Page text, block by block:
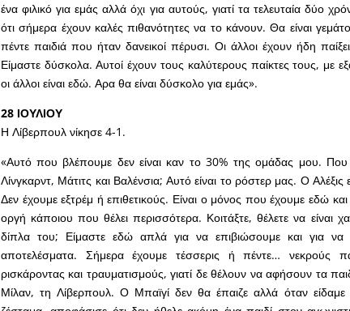
ένα φιλικό για εμάς αλλά όχι για αυτούς, γιατί τα τελευταία δύο
ότι σήμερα έχουν καλές πιθανότητες να το κάνουν. Θα είναι
πέντε παιδιά που ήταν δανεικοί πέρυσι. Οι άλλοι έχουν ήδη
Είμαστε δύσκολα. Αυτοί έχουν τους καλύτερους παίκτες τους, με
οι άλλοι είναι εδώ. Αρα θα είναι δύσκολο για εμάς».
28 ΙΟΥΛΙΟΥ
Η Λίβερπουλ νίκησε 4-1.
«Αυτό που βλέπουμε δεν είναι καν το 30% της ομάδας μου. Που
Λίνγκαρντ, Μάτιτς και Βαλένσια; Αυτό είναι το ρόστερ μας. Ο Αλέξις
Δεν έχουμε εξτρέμ ή επιθετικούς. Είναι ο μόνος που έχουμε εδώ
οργή κάποιου που θέλει περισσότερα. Κοιτάξτε, θέλετε να είναι
δίπλα του; Είμαστε εδώ απλά για να επιβιώσουμε και για
αποτελέσματα. Σήμερα έχουμε τέσσερις ή πέντε… νεκρούς
ρισκάροντας και τραυματισμούς, γιατί δε θέλουν να αφήσουν τα
Μίλαν, τη Λίβερπουλ. Ο Μπαϊγί δεν θα έπαιζε αλλά όταν είδαμε